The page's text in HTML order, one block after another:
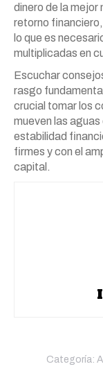
dinero de la mejor
retorno
lo que es
multiplicadas en
Escuchar
rasgo
crucial tomar los
mueven las
estabilidad
firmes y con el
capital.
Categoría: